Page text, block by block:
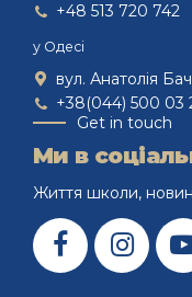
+48 513 720 742
у Одесі
вул. Анатолія
+38(044) 500 03
Get in touch
Ми в
Життя школи,
заявку,